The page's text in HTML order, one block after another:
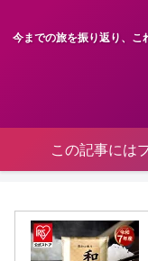
今までの旅を振り返り、こ
この記事には